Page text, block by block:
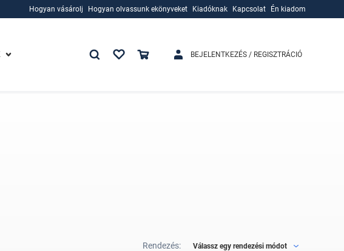
Hogyan vásárolj
Hogyan olvassunk ekönyveket
Kiadóknak
Kapcsolat Én kiadom
BEJELENTKEZÉS / REGISZTRÁCIÓ
Rendezés: Válassz egy rendezési módot